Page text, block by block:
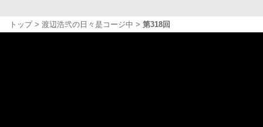
トップ 渡辺浩弐の日々是コージ中 第318回